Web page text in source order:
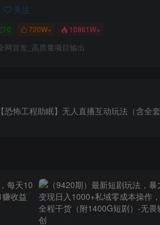
关注
0 720W+ 10861W+
网首发_高质量项目输出
恐怖工程助眠】无人直播互动玩法（含全